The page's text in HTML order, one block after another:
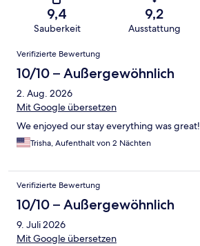
9,4
Sauberkeit
9,2
Ausstattung
Bewertungen
Verifizierte Bewertung
10/10 – Außergewöhnlich
2. Aug. 2026
Mit Google übersetzen
We enjoyed our stay everything was great!
Trisha, Aufenthalt von 2 Nächten
Verifizierte Bewertung
10/10 – Außergewöhnlich
9. Juli 2026
Mit Google übersetzen